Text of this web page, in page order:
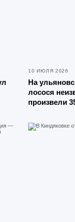
10 ИЮЛЯ 2026
На
лосося
произвели